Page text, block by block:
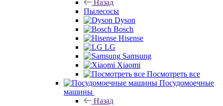
Назад
Пылесосы
Dyson
Bosch
Hisense
LG
Samsung
Xiaomi
Посмотреть все
Посудомоечные
машины
Назад